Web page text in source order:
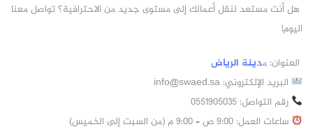
هل أنت مستعد لنقل أعمالك إلى مستوى جديد من الاحترافية؟ تواصل معنا
اليوم!
العنوان: مدينة الرياض
البريد الإلكتروني: info@swaed.sa
رقم التواصل: 0551905035
ساعات العمل: 9:00 ص – 9:00 م (من السبت إلى الخميس)